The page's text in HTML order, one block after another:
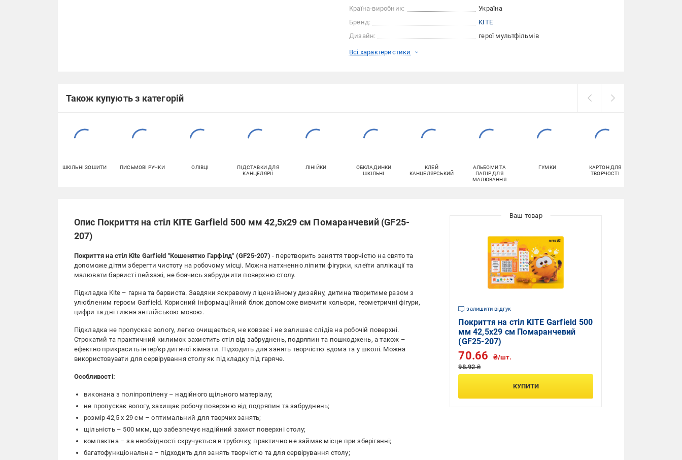
Країна-виробник:
Україна
Бренд:
KITE
Дизайн:
герої мультфільмів
Всі характеристики
Також купують з категорій
ШКІЛЬНІ ЗОШИТИ ПИСЬМОВІ РУЧКИ ОЛІВЦІ
ПІДСТАВКИ ДЛЯ
КАНЦЕЛЯРІЇ
ЛІНІЙКИ
ОБКЛАДИНКИ
ШКІЛЬНІ
КЛЕЙ
КАНЦЕЛЯРСЬКИЙ
АЛЬБОМИ ТА
ПАПІР ДЛЯ
МАЛЮВАННЯ
ГУМКИ
КАРТОН ДЛЯ
ТВОРЧОСТІ
Опис Покриття на стіл KITE Garfield 500 мм 42,5х29 см Помаранчевий (GF25-
207)
Покриття на стіл Kite Garfield "Кошенятко Гарфілд" (GF25-207) - перетворить заняття творчістю на свято та
допоможе дітям зберегти чистоту на робочому місці. Можна натхненно ліпити фігурки, клеїти аплікації та
малювати барвисті пейзажі, не боячись забруднити поверхню столу.
Підкладка Kite – гарна та барвиста. Завдяки яскравому ліцензійному дизайну, дитина творитиме разом з
улюбленим героєм Garfield. Корисний інформаційний блок допоможе вивчити кольори, геометричні фігури,
цифри та дні тижня англійською мовою.
Підкладка не пропускає вологу, легко очищається, не ковзає і не залишає слідів на робочій поверхні.
Строкатий та практичний килимок захистить стіл від забруднень, подряпин та пошкоджень, а також –
ефектно прикрасить інтер'єр дитячої кімнати. Підходить для занять творчістю вдома та у школі. Можна
використовувати для сервірування столу як підкладку під гаряче.
Особливості:
виконана з поліпропілену – надійного щільного матеріалу;
не пропускає вологу, захищає робочу поверхню від подряпин та забруднень;
розмір 42,5 x 29 см – оптимальний для творчих занять;
щільність – 500 мкм, що забезпечує надійний захист поверхні столу;
компактна – за необхідності скручується в трубочку, практично не займає місце при зберіганні;
багатофункціональна – підходить для занять творчістю та для сервірування столу;
залишити відгук
Покриття на стіл KITE Garfield 500
мм 42,5х29 см Помаранчевий
(GF25-207)
98.92 ₴
70.66 ₴/шт.
КУПИТИ